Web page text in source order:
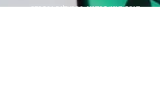
קורס קייטסרפינג בהרצליה ובמרכז